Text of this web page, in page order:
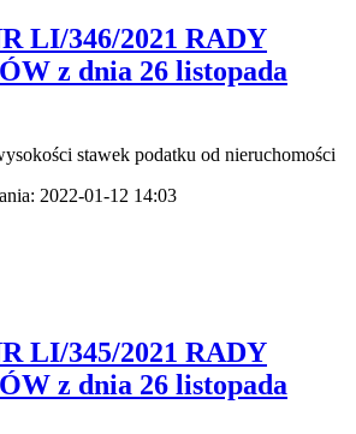
LI/346/2021 RADY
z dnia 26 listopada
stawek podatku od nieruchomości
2022-01-12 14:03
LI/345/2021 RADY
z dnia 26 listopada